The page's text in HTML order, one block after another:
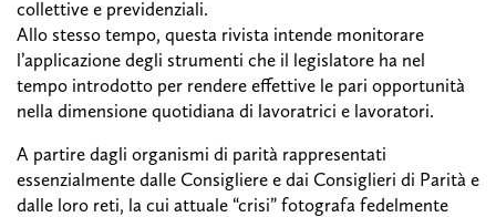
collettive e previdenziali.
Allo stesso tempo, questa rivista intende monitorare
l’applicazione degli strumenti che il legislatore ha nel
tempo introdotto per rendere effettive le pari opportunità
nella dimensione quotidiana di lavoratrici e lavoratori.
A partire dagli organismi di parità rappresentati
essenzialmente dalle Consigliere e dai Consiglieri di Parità e
dalle loro reti, la cui attuale “crisi” fotografa fedelmente